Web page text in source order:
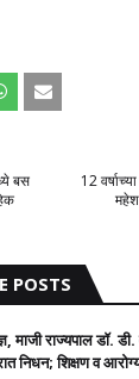
12
बस
POSTS
माजी राज्यपाल डॉ.
निधन; शिक्षण व